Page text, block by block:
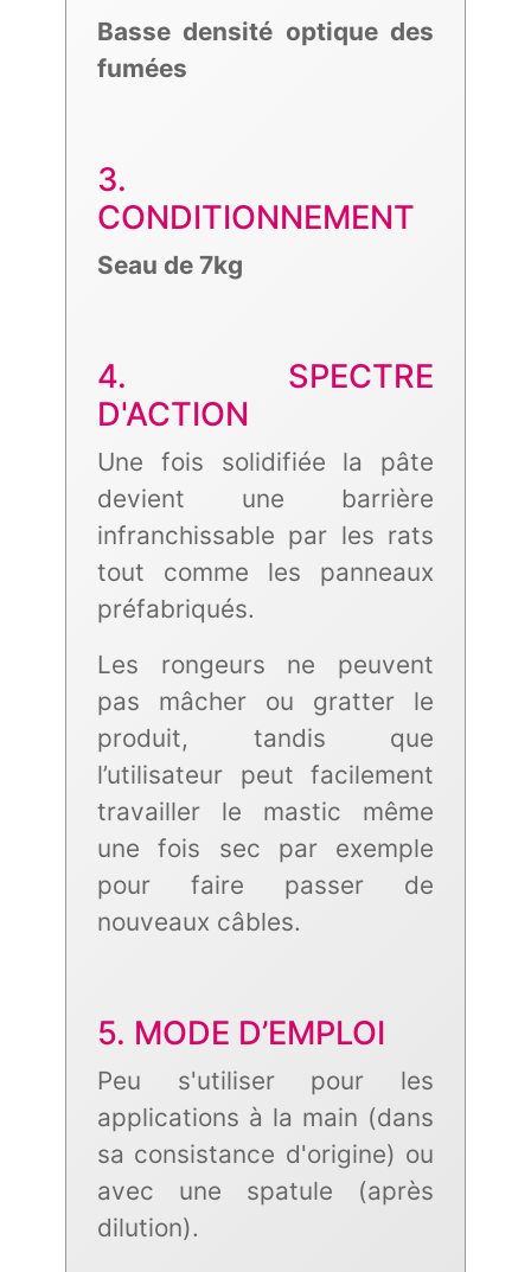
Basse densité optique des
fumées
3.
CONDITIONNEMENT
Seau de 7kg
4. SPECTRE
D'ACTION
Une fois solidifiée la pâte
devient une barrière
infranchissable par les rats
tout comme les panneaux
préfabriqués.
Les rongeurs ne peuvent
pas mâcher ou gratter le
produit, tandis que
l’utilisateur peut facilement
travailler le mastic même
une fois sec par exemple
pour faire passer de
nouveaux câbles.
5. MODE D’EMPLOI
Peu s'utiliser pour les
applications à la main (dans
sa consistance d'origine) ou
avec une spatule (après
dilution).